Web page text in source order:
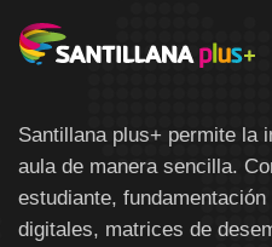
Santillana plus+ permite la
aula de manera sencilla.
estudiante,
digitales, matrices de